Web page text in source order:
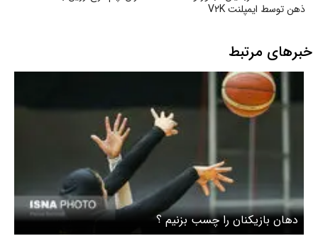
ذهن توسط ایمپلنت V۲K
خبرهای مرتبط
دهان بازیکنان را چسب بزنیم ؟